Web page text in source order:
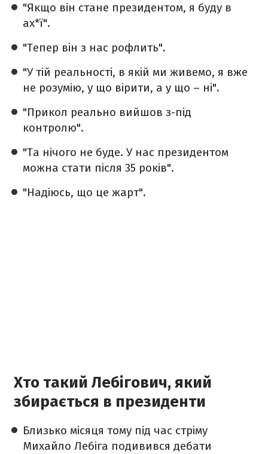
"Якщо він стане президентом, я буду в
ах*ї".
"Тепер він з нас рофлить".
"У тій реальності, в якій ми живемо, я вже
не розумію, у що вірити, а у що – ні".
"Прикол реально вийшов з-під
контролю".
"Та нічого не буде. У нас президентом
можна стати після 35 років".
"Надіюсь, що це жарт".
Хто такий Лебігович, який
збирається в президенти
Близько місяця тому під час стріму
Михайло Лебіга подивився дебати